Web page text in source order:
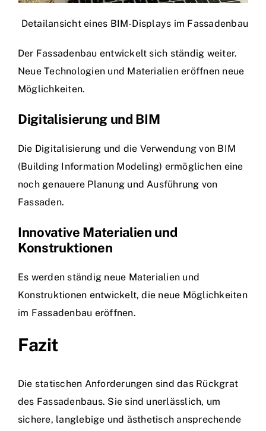
Detailansicht eines BIM-Displays im Fassadenbau
Der Fassadenbau entwickelt sich ständig weiter.
Neue Technologien und Materialien eröffnen neue
Möglichkeiten.
Digitalisierung und BIM
Die Digitalisierung und die Verwendung von BIM
(Building Information Modeling) ermöglichen eine
noch genauere Planung und Ausführung von
Fassaden.
Innovative Materialien und
Konstruktionen
Es werden ständig neue Materialien und
Konstruktionen entwickelt, die neue Möglichkeiten
im Fassadenbau eröffnen.
Fazit
Die statischen Anforderungen sind das Rückgrat
des Fassadenbaus. Sie sind unerlässlich, um
sichere, langlebige und ästhetisch ansprechende